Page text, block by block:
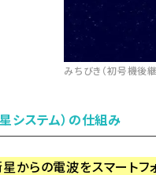
みちびき（初号機後
システム）の仕組み
からの電波をスマート